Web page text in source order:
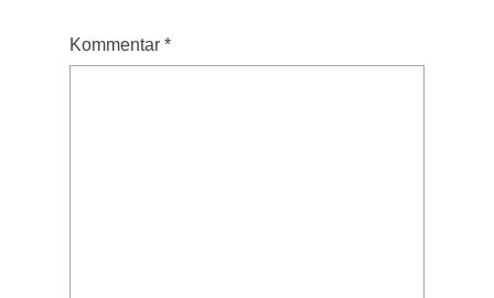
Kommentar *